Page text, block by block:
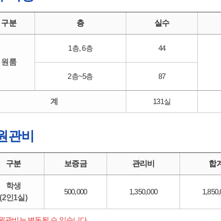
구분 층 실수
원룸
1층, 6층 44
2층~5층 87
계 131실
관비
구분 보증금 관리비 합
학생
(2인1실)
500,000 1,350,000